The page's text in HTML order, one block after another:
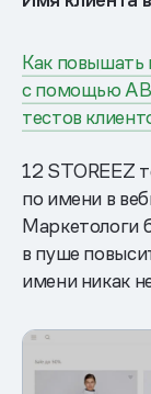
Как повышать
с помощью
тестов
12 STOREEZ
по имени в
Маркетологи
в пуше
имени никак